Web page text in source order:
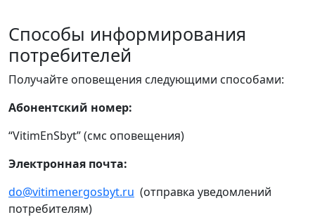
Способы информирования
потребителей
Получайте оповещения следующими способами:
Абонентский номер:
“VitimEnSbyt” (смс оповещения)
Электронная почта:
do@vitimenergosbyt.ru (отправка уведомлений
потребителям)